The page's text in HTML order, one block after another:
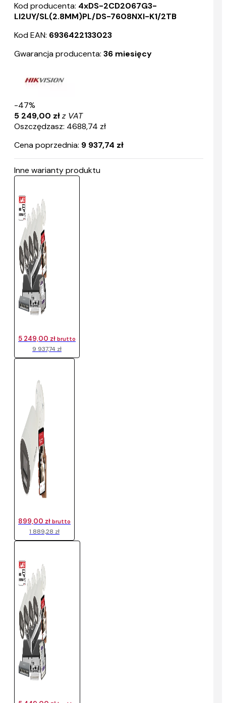
Kod producenta: 4xDS-2CD2067G3-
LI2UY/SL(2.8MM)PL/DS-7608NXI-K1/2TB
Kod EAN: 6936422133023
Gwarancja producenta: 36 miesięcy
-47%
5 249,00 złz VAT
Oszczędzasz: 4688,74 zł
Cena poprzednia: 9 937,74 zł
Inne warianty produktu
9 937,74 zł
5 249,00 zł brutto
1 889,28 zł
899,00 zł brutto